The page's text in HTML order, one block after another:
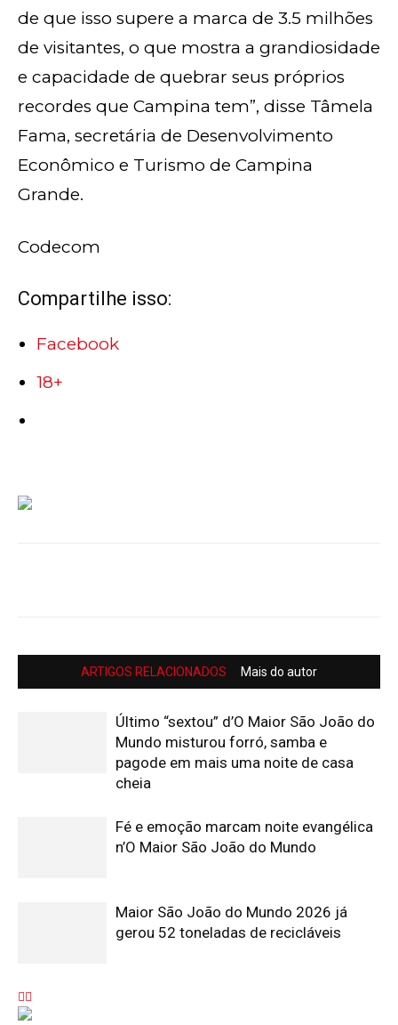
de que isso supere a marca de 3.5 milhões
de visitantes, o que mostra a grandiosidade
e capacidade de quebrar seus próprios
recordes que Campina tem”, disse Tâmela
Fama, secretária de Desenvolvimento
Econômico e Turismo de Campina
Grande.
Codecom
Compartilhe isso:
Facebook
18+
ARTIGOS RELACIONADOS Mais do autor
Último “sextou” d’O Maior São João do
Mundo misturou forró, samba e
pagode em mais uma noite de casa
cheia
Fé e emoção marcam noite evangélica
n’O Maior São João do Mundo
Maior São João do Mundo 2026 já
gerou 52 toneladas de recicláveis